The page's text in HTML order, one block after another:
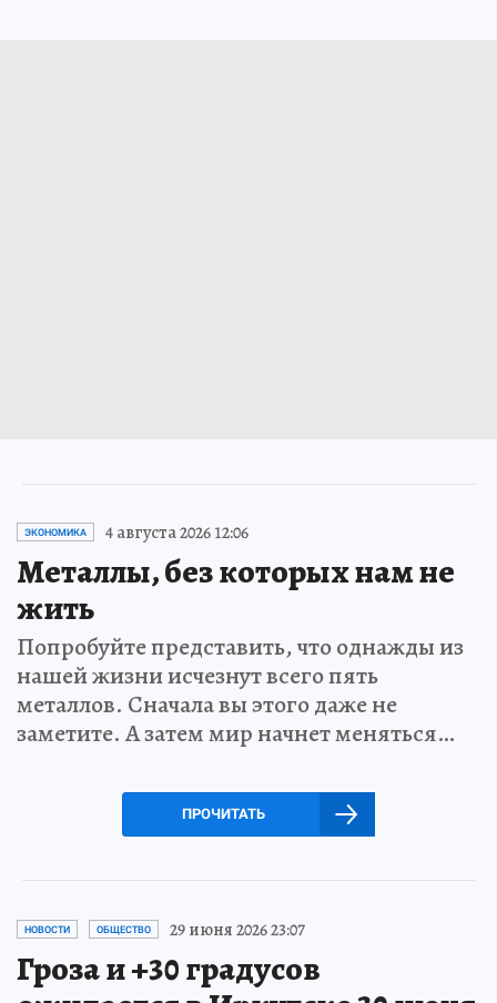
ЭКОНОМИКА 4 августа 2026 12:06
Металлы, без которых нам не
жить
Попробуйте представить, что однажды из
нашей жизни исчезнут всего пять
металлов. Сначала вы этого даже не
заметите. А затем мир начнет меняться…
ПРОЧИТАТЬ
НОВОСТИ ОБЩЕСТВО 29 июня 2026 23:07
Гроза и +30 градусов